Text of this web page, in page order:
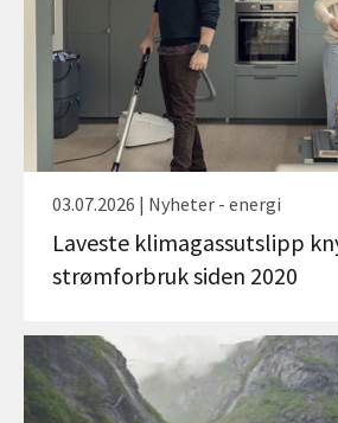
03.07.2026 | Nyheter - energi
Laveste klimagassutslipp
strømforbruk siden 2020